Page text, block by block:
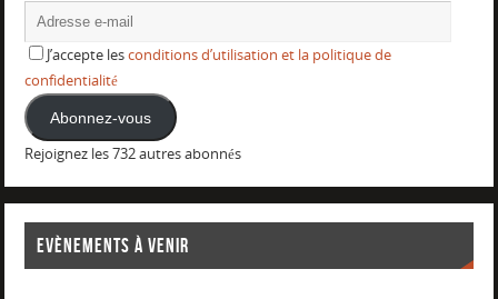
J’accepte lesconditions d’utilisation et la politique de
confidentialité
Abonnez-vous
Rejoignez les 732 autres abonnés
EVÈNEMENTS À VENIR